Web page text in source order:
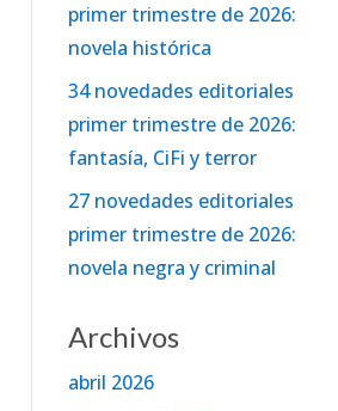
primer trimestre de 2026:
novela histórica
34 novedades editoriales
primer trimestre de 2026:
fantasía, CiFi y terror
27 novedades editoriales
primer trimestre de 2026:
novela negra y criminal
Archivos
abril 2026